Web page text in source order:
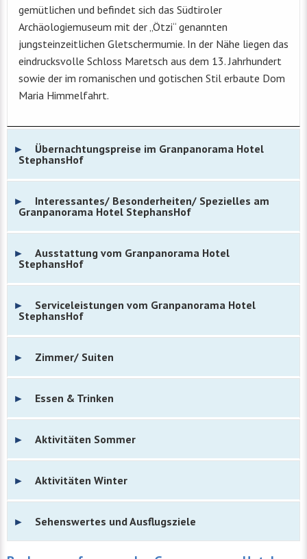
gemütlichen und befindet sich das Südtiroler
Archäologiemuseum mit der „Ötzi“ genannten
jungsteinzeitlichen Gletschermumie. In der Nähe liegen das
eindrucksvolle Schloss Maretsch aus dem 13. Jahrhundert
sowie der im romanischen und gotischen Stil erbaute Dom
Maria Himmelfahrt.
Übernachtungspreise im Granpanorama Hotel
StephansHof
Interessantes/ Besonderheiten/ Spezielles am
Granpanorama Hotel StephansHof
Ausstattung vom Granpanorama Hotel
StephansHof
Serviceleistungen vom Granpanorama Hotel
StephansHof
Zimmer/ Suiten
Essen & Trinken
Aktivitäten Sommer
Aktivitäten Winter
Sehenswertes und Ausflugsziele